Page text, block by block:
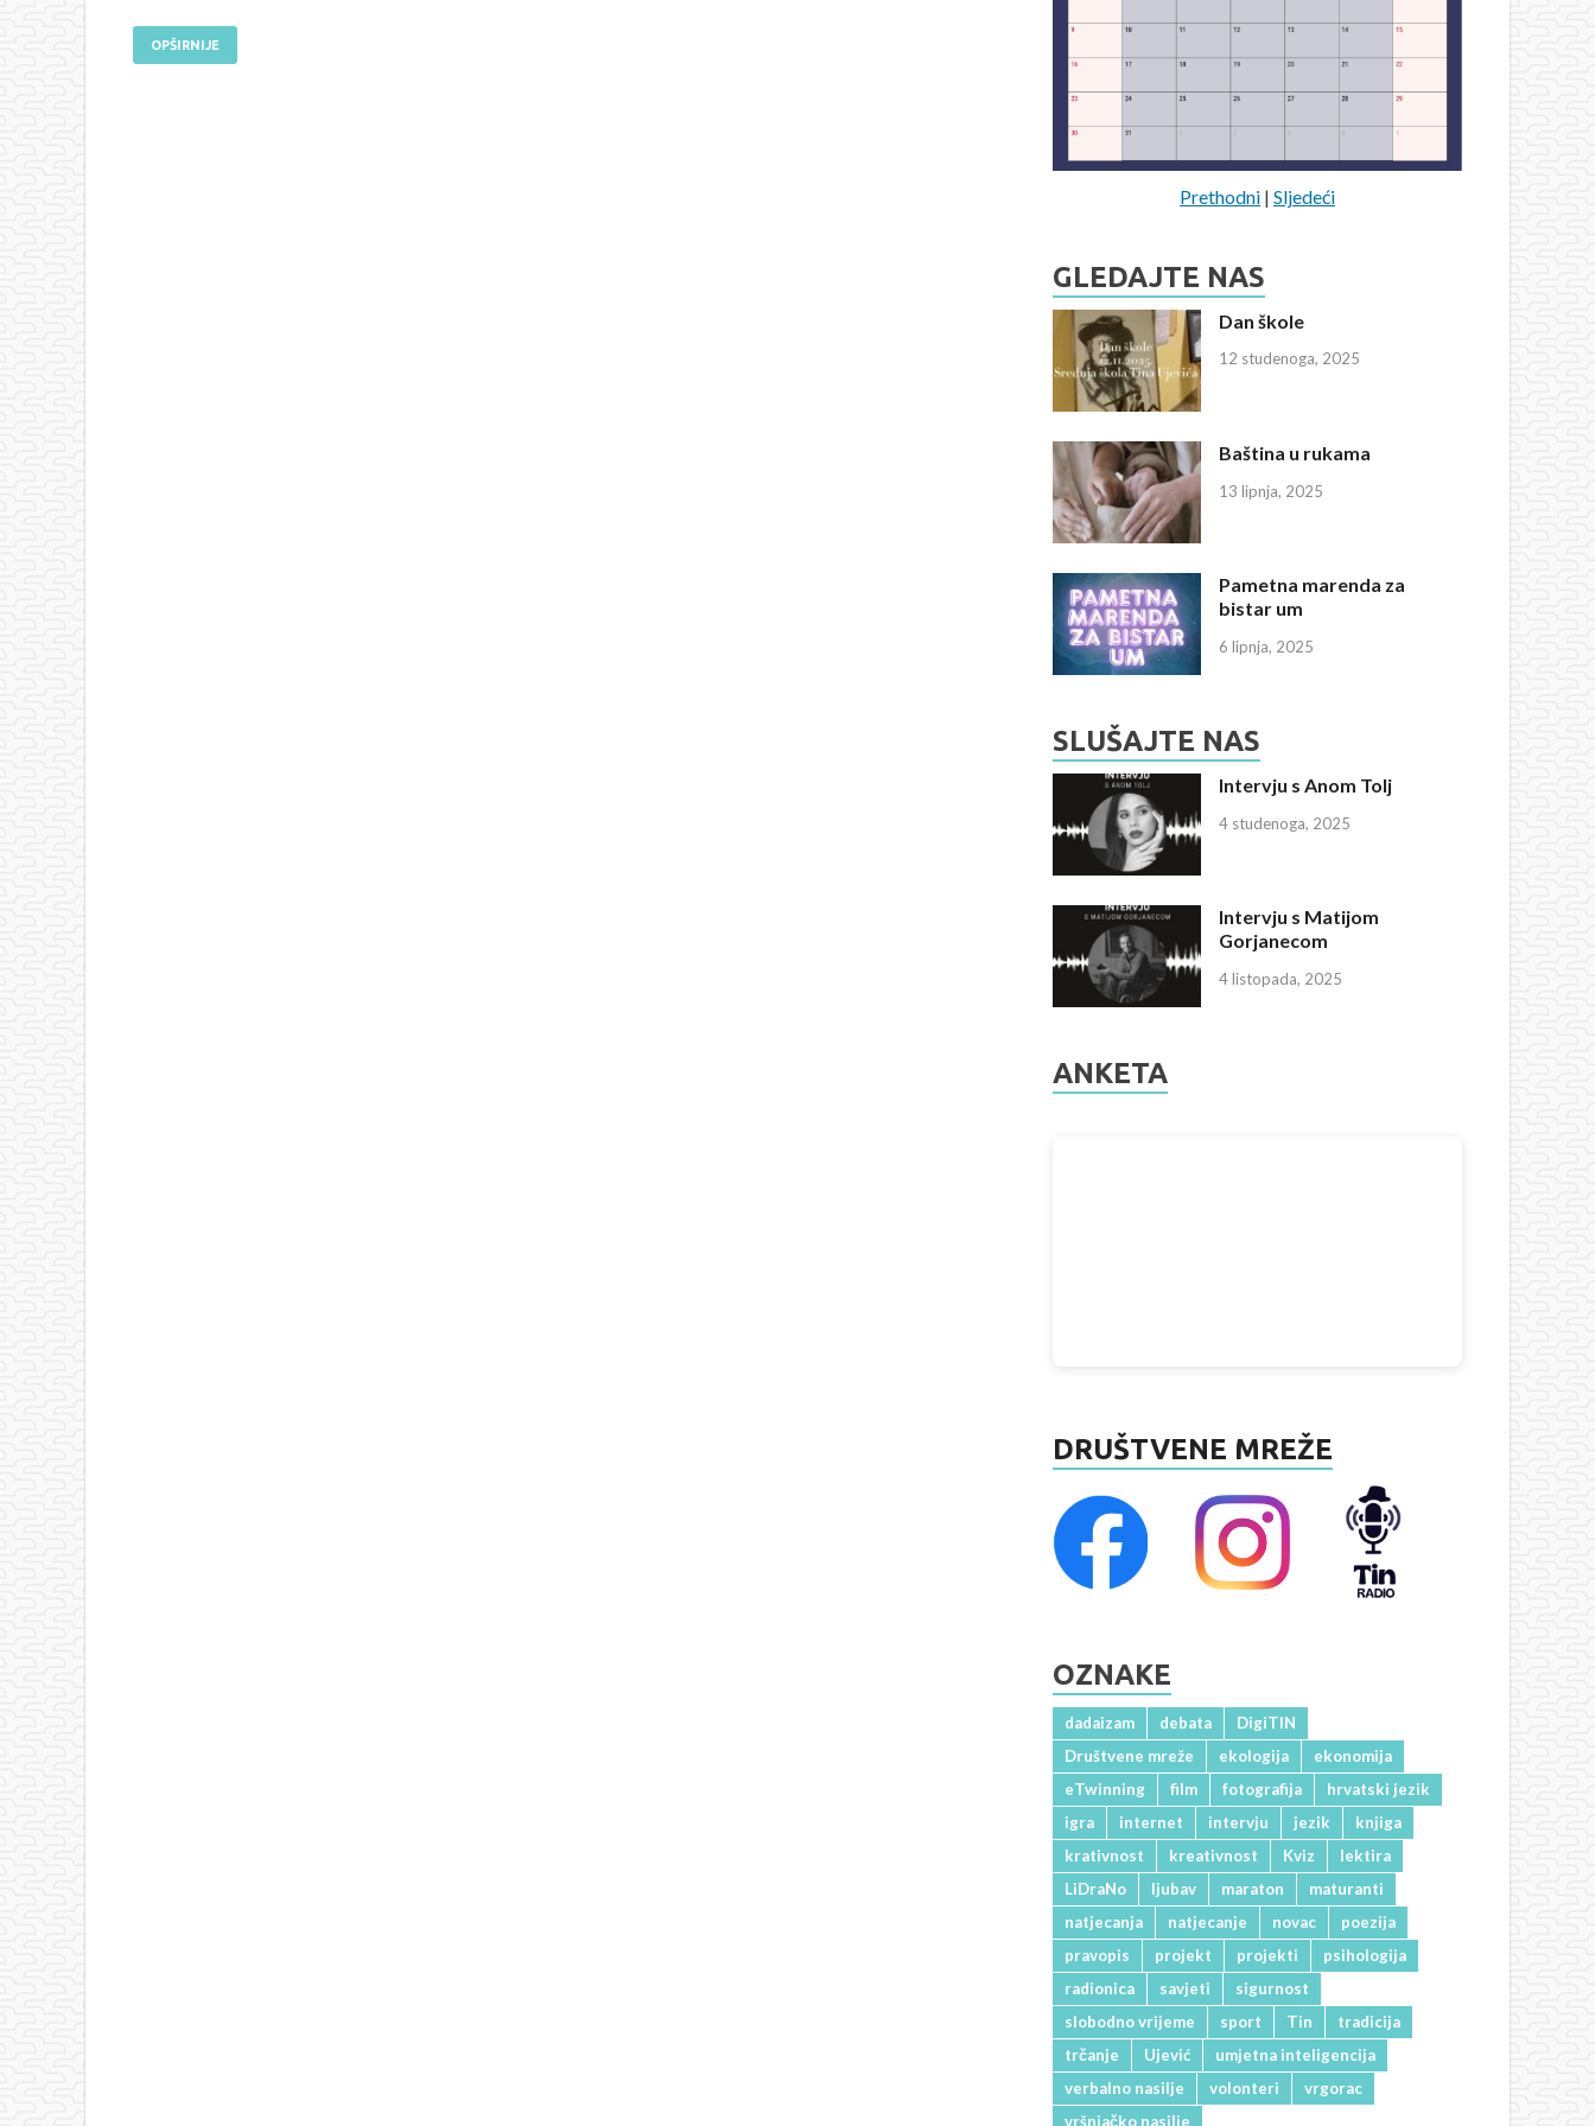
OPŠIRNIJE
Prethodni |Sljedeći
GLEDAJTE NAS
Dan škole
12 studenoga, 2025
Baština u rukama
13 lipnja, 2025
Pametna marenda za
bistar um
6 lipnja, 2025
SLUŠAJTE NAS
Intervju s Anom Tolj
4 studenoga, 2025
Intervju s Matijom
Gorjanecom
4 listopada, 2025
ANKETA
DRUŠTVENE MREŽE
OZNAKE
dadaizam debata
DigiTIN
Društvene mreže
ekologija
ekonomija
eTwinning
film fotografija
hrvatski jezik
igra
internet intervju jezik
knjiga
krativnost
kreativnost Kviz
lektira
LiDraNo
ljubav maraton
maturanti
natjecanja
natjecanje novac
poezija
pravopis
projekt projekti
psihologija
radionica
savjeti
sigurnost
slobodno vrijeme
sport Tin
tradicija
trčanje
Ujević
umjetna inteligencija
verbalno nasilje
volonteri
vrgorac
vršnjačko nasilje